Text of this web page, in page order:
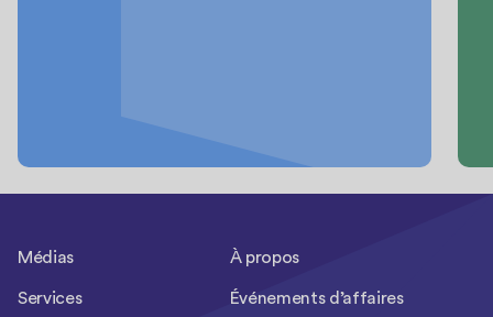
Médias À propos
Services Événements d’affaires